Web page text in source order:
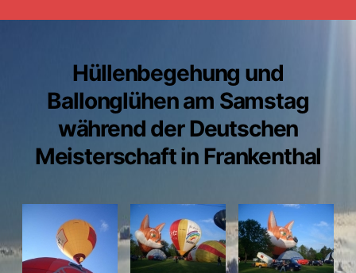
Hüllenbegehung und
Ballonglühen am Samstag
während der Deutschen
Meisterschaft in Frankenthal